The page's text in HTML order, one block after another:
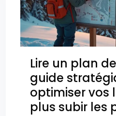
Lire un plan
guide
optimiser vos
plus subir les